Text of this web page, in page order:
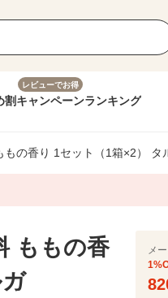
割
レビューでお得
キャンペーンランキング
もの香り 1セット（1箱×2） タ
ももの香
メ